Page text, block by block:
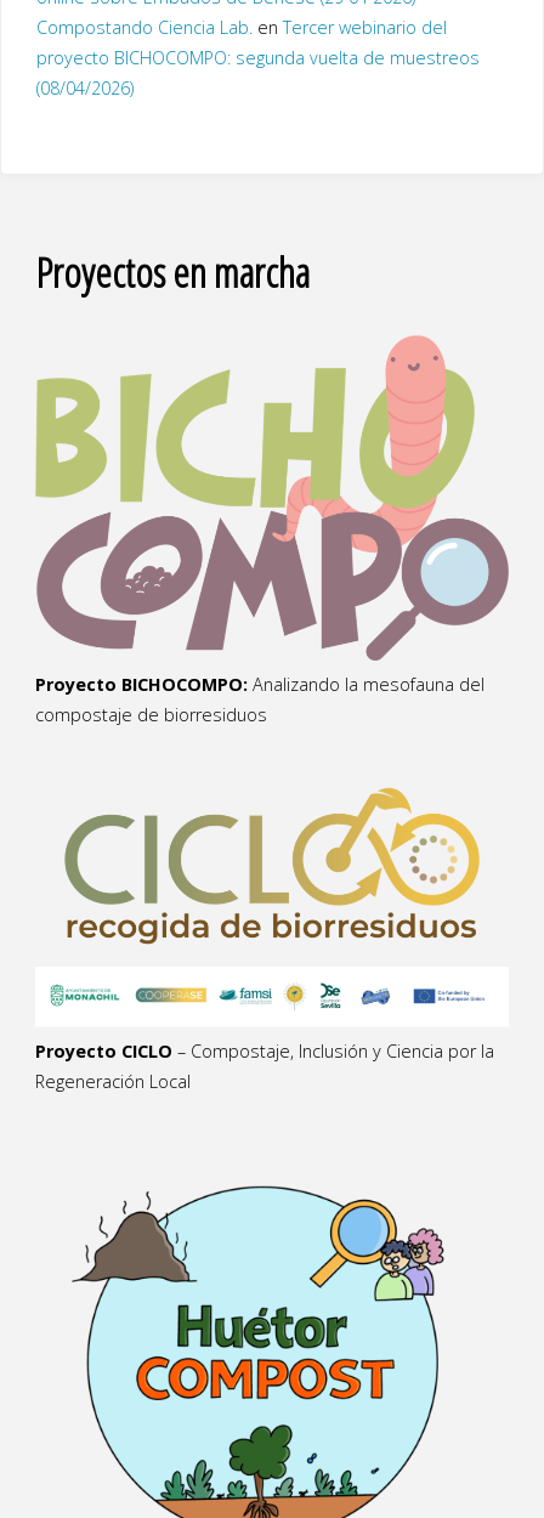
Compostando Ciencia Lab.enTercer webinario del
proyecto BICHOCOMPO: segunda vuelta de muestreos
(08/04/2026)
Proyectos en marcha
Proyecto BICHOCOMPO: Analizando la mesofauna del
compostaje de biorresiduos
Proyecto CICLO – Compostaje, Inclusión y Ciencia por la
Regeneración Local